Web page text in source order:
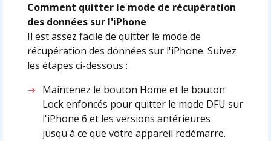
Comment quitter le mode de récupération
des données sur l'iPhone
Il est assez facile de quitter le mode de
récupération des données sur l'iPhone. Suivez
les étapes ci-dessous :
Maintenez le bouton Home et le bouton
Lock enfoncés pour quitter le mode DFU sur
l'iPhone 6 et les versions antérieures
jusqu'à ce que votre appareil redémarre.